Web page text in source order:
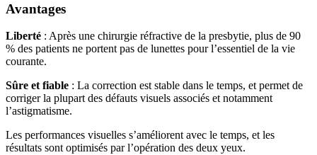
Avantages
Liberté : Après une chirurgie réfractive de la presbytie, plus de 90
% des patients ne portent pas de lunettes pour l’essentiel de la vie
courante.
Sûre et fiable : La correction est stable dans le temps, et permet de
corriger la plupart des défauts visuels associés et notamment
l’astigmatisme.
Les performances visuelles s’améliorent avec le temps, et les
résultats sont optimisés par l’opération des deux yeux.